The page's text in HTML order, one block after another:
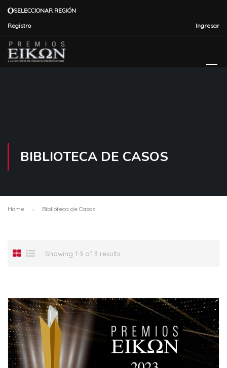
SELECCIONAR REGIÓN
Ingresar
Registro
BIBLIOTECA DE CASOS
Home Biblioteca de Casos
Showing 1-3 of 3 results